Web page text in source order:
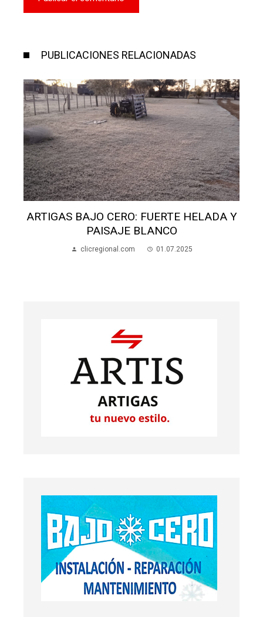
PUBLICACIONES RELACIONADAS
ARTIGAS BAJO CERO: FUERTE HELADA Y
PAISAJE BLANCO
clicregional.com 01.07.2025